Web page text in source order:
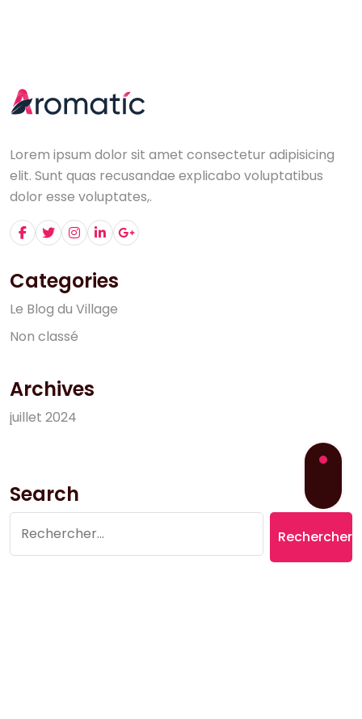
Lorem ipsum dolor sit amet consectetur adipisicing
elit. Sunt quas recusandae explicabo voluptatibus
dolor esse voluptates,.
Categories
Le Blog du Village
Non classé
Archives
juillet 2024
Search